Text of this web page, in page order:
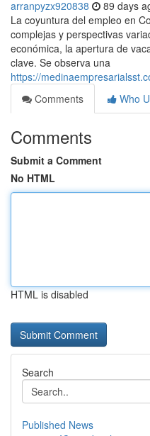
arranpyzx920838 89 days
La coyuntura del empleo en
complejas y perspectivas
económica, la apertura de
clave. Se observa una
https://
Comments
Who
Comments
Submit a Comment
No HTML
HTML is disabled
Search
Published News